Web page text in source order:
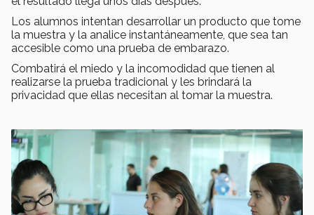
Los alumnos intentan desarrollar un producto que tome
la muestra y la analice instantáneamente, que sea tan
accesible como una prueba de embarazo.
Combatirá el miedo y la incomodidad que tienen al
realizarse la prueba tradicional y les brindará la
privacidad que ellas necesitan al tomar la muestra.